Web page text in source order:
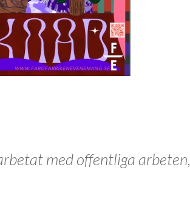
med offentliga arbeten,